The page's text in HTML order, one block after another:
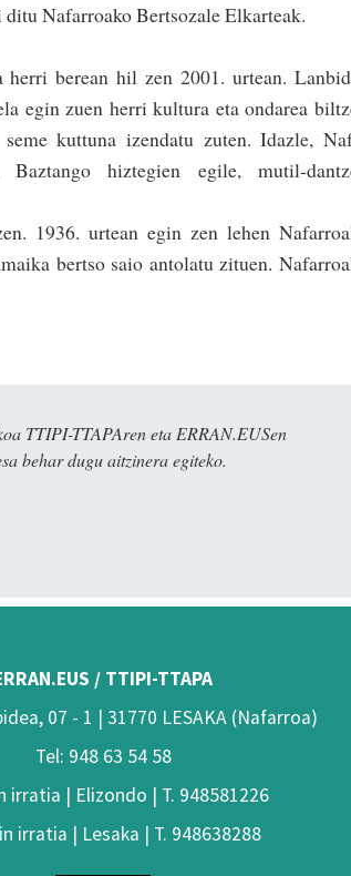
Nafa­rroako Bertsozale Elkarteak.
berean hil zen 2001. urtean.
egin zuen herri kultura eta ondarea
kuttuna izendatu zuten. Idazle,
hiztegien egile, mutil-
1936. urtean egin zen lehen
bertso saio antolatu zituen.
TTIPI-TTAPAren eta ERRAN.EUSen
behar dugu aitzinera egiteko.
/ TTIPI-TTAPA
07 - 1 | 31770 LESAKA (Nafarroa)
Tel: 948 63 54 58
irratia | Elizondo | T. 948581226
irratia | Lesaka | T. 948638288